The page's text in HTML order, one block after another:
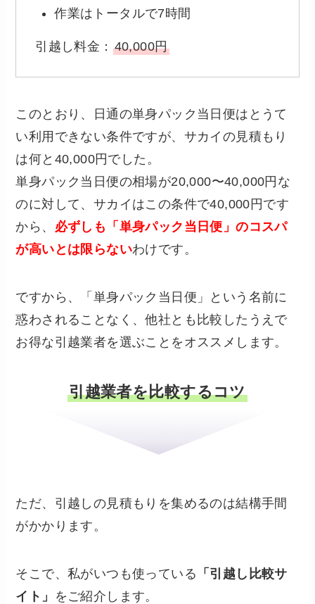
作業はトータルで7時間
引越し料金： 40,000円
このとおり、日通の単身パック当日便はとうて
い利用できない条件ですが、サカイの見積もり
は何と40,000円でした。
単身パック当日便の相場が20,000〜40,000円な
のに対して、サカイはこの条件で40,000円です
から、 必ずしも「単身パック当日便」のコスパ
が高いとは限らないわけです。
ですから、「単身パック当日便」という名前に
惑わされることなく、他社とも比較したうえで
お得な引越業者を選ぶことをオススメします。
引越業者を比較するコツ
ただ、引越しの見積もりを集めるのは結構手間
がかかります。
そこで、私がいつも使っている 「引越し比較サ
イト」
をご紹介します。